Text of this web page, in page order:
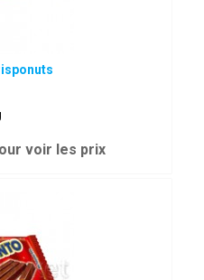
voir les prix